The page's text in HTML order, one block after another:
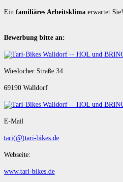
Ein familiäres Arbeitsklima erwartet Sie!
Bewerbung bitte an:
Wieslocher Straße 34
69190 Walldorf
E-Mail
tari(@)tari-bikes.de
Webseite:
www.tari-bikes.de